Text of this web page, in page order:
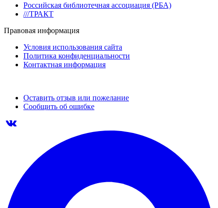
Российская библиотечная ассоциация (РБА)
///ТРАКТ
Правовая информация
Условия использования сайта
Политика конфиденциальности
Контактная информация
Оставить отзыв или пожелание
Сообщить об ошибке